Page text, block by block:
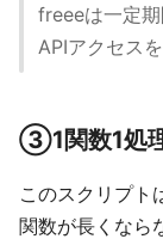
freeeは一定期
APIアクセス
③1関数1処
このスクリプト
関数が長くなら